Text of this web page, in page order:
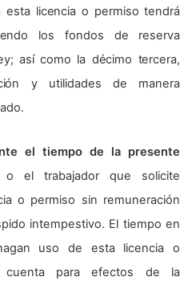
licencia o permiso tendrá
los fondos de reserva
así como la décimo tercera,
y utilidades de manera
el tiempo de la presente
o el trabajador que solicite
o permiso sin remuneración
intempestivo. El tiempo en
uso de esta licencia o
para efectos de la